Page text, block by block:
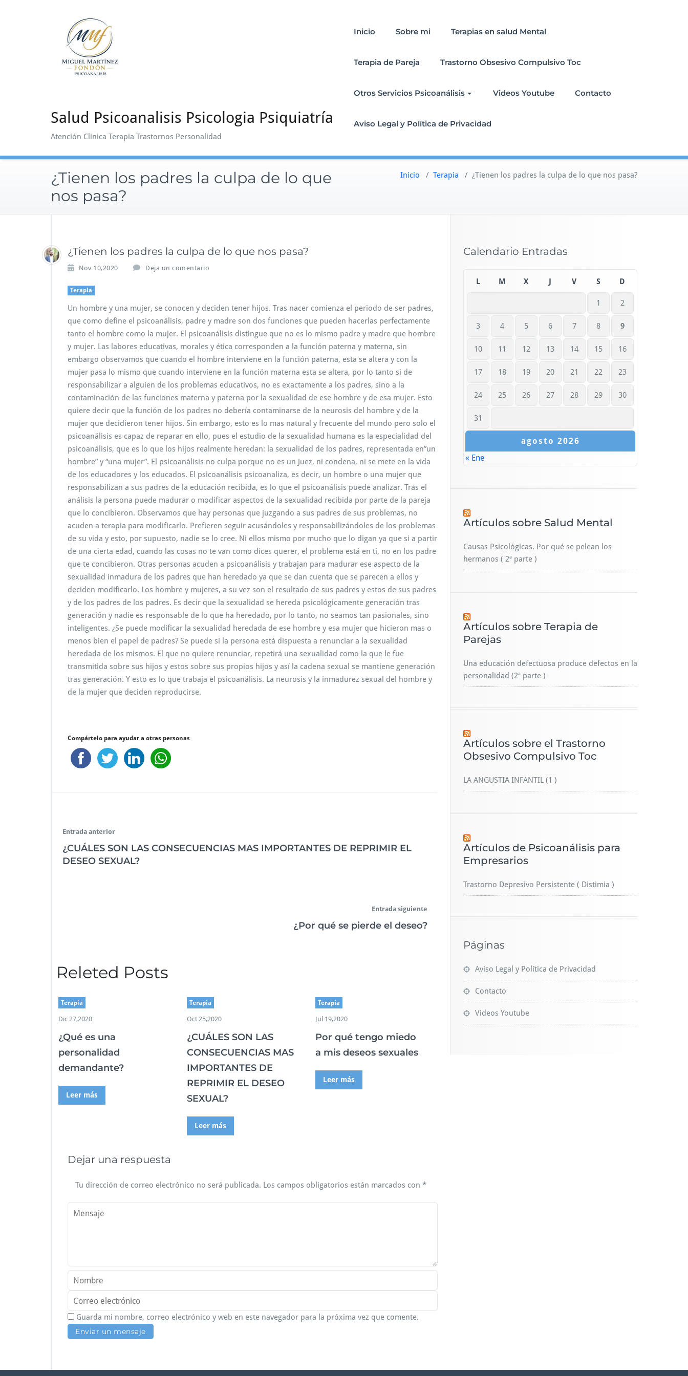
Salud Psicoanalisis Psicologia Psiquiatría
Atención Clinica Terapia Trastornos Personalidad
Inicio Sobre mi Terapias en salud Mental
Terapia de Pareja Trastorno Obsesivo Compulsivo Toc
Otros Servicios Psicoanálisis Videos Youtube Contacto
Aviso Legal y Política de Privacidad
¿Tienen los padres la culpa de lo que
nos pasa?
Inicio / Terapia / ¿Tienen los padres la culpa de lo que nos pasa?
¿Tienen los padres la culpa de lo que nos pasa?
Nov 10,2020 Deja un comentario
Terapia
Un hombre y una mujer, se conocen y deciden tener hijos. Tras nacer comienza el periodo de ser padres,
que como define el psicoanálisis, padre y madre son dos funciones que pueden hacerlas perfectamente
tanto el hombre como la mujer. El psicoanálisis distingue que no es lo mismo padre y madre que hombre
y mujer. Las labores educativas, morales y ética corresponden a la función paterna y materna, sin
embargo observamos que cuando el hombre interviene en la función paterna, esta se altera y con la
mujer pasa lo mismo que cuando interviene en la función materna esta se altera, por lo tanto si de
responsabilizar a alguien de los problemas educativos, no es exactamente a los padres, sino a la
contaminación de las funciones materna y paterna por la sexualidad de ese hombre y de esa mujer. Esto
quiere decir que la función de los padres no debería contaminarse de la neurosis del hombre y de la
mujer que decidieron tener hijos. Sin embargo, esto es lo mas natural y frecuente del mundo pero solo el
psicoanálisis es capaz de reparar en ello, pues el estudio de la sexualidad humana es la especialidad del
psicoanálisis, que es lo que los hijos realmente heredan: la sexualidad de los padres, representada en”un
hombre” y “una mujer”. El psicoanálisis no culpa porque no es un Juez, ni condena, ni se mete en la vida
de los educadores y los educados. El psicoanálisis psicoanaliza, es decir, un hombre o una mujer que
responsabilizan a sus padres de la educación recibida, es lo que el psicoanálisis puede analizar. Tras el
análisis la persona puede madurar o modificar aspectos de la sexualidad recibida por parte de la pareja
que lo concibieron. Observamos que hay personas que juzgando a sus padres de sus problemas, no
acuden a terapia para modificarlo. Prefieren seguir acusándoles y responsabilizándoles de los problemas
de su vida y esto, por supuesto, nadie se lo cree. Ni ellos mismo por mucho que lo digan ya que si a partir
de una cierta edad, cuando las cosas no te van como dices querer, el problema está en ti, no en los padre
que te concibieron. Otras personas acuden a psicoanálisis y trabajan para madurar ese aspecto de la
sexualidad inmadura de los padres que han heredado ya que se dan cuenta que se parecen a ellos y
deciden modificarlo. Los hombre y mujeres, a su vez son el resultado de sus padres y estos de sus padres
y de los padres de los padres. Es decir que la sexualidad se hereda psicológicamente generación tras
generación y nadie es responsable de lo que ha heredado, por lo tanto, no seamos tan pasionales, sino
inteligentes. ¿Se puede modificar la sexualidad heredada de ese hombre y esa mujer que hicieron mas o
menos bien el papel de padres? Se puede si la persona está dispuesta a renunciar a la sexualidad
heredada de los mismos. El que no quiere renunciar, repetirá una sexualidad como la que le fue
transmitida sobre sus hijos y estos sobre sus propios hijos y así la cadena sexual se mantiene generación
tras generación. Y esto es lo que trabaja el psicoanálisis. La neurosis y la inmadurez sexual del hombre y
de la mujer que deciden reproducirse.
Compártelo para ayudar a otras personas
Entrada anterior
¿CUÁLES SON LAS CONSECUENCIAS MAS IMPORTANTES DE REPRIMIR EL
DESEO SEXUAL?
Entrada siguiente
¿Por qué se pierde el deseo?
Releted Posts
Terapia
Dic 27,2020
¿Qué es una
personalidad
demandante?
Leer más
Terapia
Oct 25,2020
¿CUÁLES SON LAS
CONSECUENCIAS MAS
IMPORTANTES DE
REPRIMIR EL DESEO
SEXUAL?
Leer más
Terapia
Jul 19,2020
Por qué tengo miedo
a mis deseos sexuales
Leer más
Dejar una respuesta
Tu dirección de correo electrónico no será publicada. Los campos obligatorios están marcados con *
Guarda mi nombre, correo electrónico y web en este navegador para la próxima vez que comente.
Calendario Entradas
agosto 2026
L M X V S D
1 2
3 4 5 6 7 8 9
10 11 12 13 14 15 16
17 18 19 20 21 22 23
24 25 26 27 28 29 30
31
« Ene
Artículos sobre Salud Mental
Causas Psicológicas. Por qué se pelean los
hermanos ( 2ª parte )
Artículos sobre Terapia de
Parejas
Una educación defectuosa produce defectos en la
personalidad (2ª parte )
Artículos sobre el Trastorno
Obsesivo Compulsivo Toc
LA ANGUSTIA INFANTIL (1 )
Artículos de Psicoanálisis para
Empresarios
Trastorno Depresivo Persistente ( Distimia )
Páginas
Aviso Legal y Política de Privacidad
Contacto
Videos Youtube